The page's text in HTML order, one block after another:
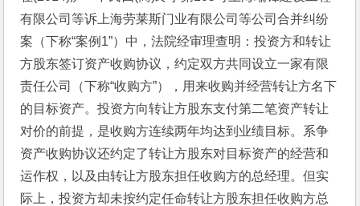
有限公司等诉上海劳莱斯门业有限公司等公司合并纠纷
案（下称“案例1”）中，法院经审理查明：投资方和转让
方股东签订资产收购协议，约定双方共同设立一家有限
责任公司（下称“收购方”），用来收购并经营转让方名下
的目标资产。投资方向转让方股东支付第二笔资产转让
对价的前提，是收购方连续两年均达到业绩目标。系争
资产收购协议还约定了转让方股东对目标资产的经营和
运作权，以及由转让方股东担任收购方的总经理。但实
际上，投资方却未按约定任命转让方股东担任收购方总